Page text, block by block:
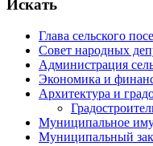
Искать
Глава сельского
Совет народных
Администрация
Экономика и
Архитектура и
Муниципальное
Муниципальный